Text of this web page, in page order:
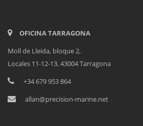
OFICINA TARRAGONA
Moll de Lleida, bloque 2,
Locales 11-12-13, 43004 Tarragona
+34 679 953 864
allan@precision-marine.net